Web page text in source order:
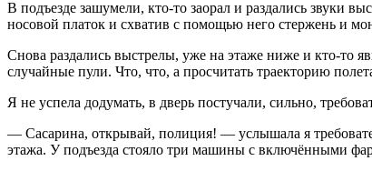
В подъезде зашумели, кто-то заорал и раздались звуки
носовой платок и схватив с помощью него стержень и
Снова раздались выстрелы, уже на этаже ниже и кто-то
случайные пули. Что, что, а просчитать траекторию
Я не успела додумать, в дверь постучали, сильно,
— Сасарина, открывай, полиция! — услышала я
этажа. У подъезда стояло три машины с включёнными